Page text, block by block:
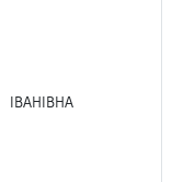
ІВАНІВНА